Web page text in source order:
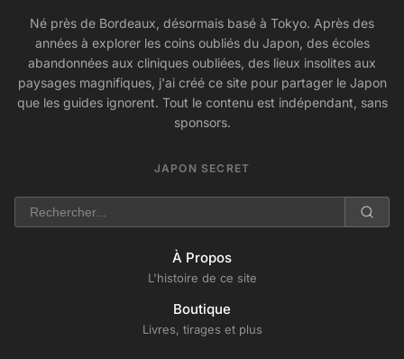
Né près de Bordeaux, désormais basé à Tokyo. Après des
années à explorer les coins oubliés du Japon, des écoles
abandonnées aux cliniques oubliées, des lieux insolites aux
paysages magnifiques, j'ai créé ce site pour partager le Japon
que les guides ignorent. Tout le contenu est indépendant, sans
sponsors.
JAPON SECRET
À Propos
L'histoire de ce site
Boutique
Livres, tirages et plus